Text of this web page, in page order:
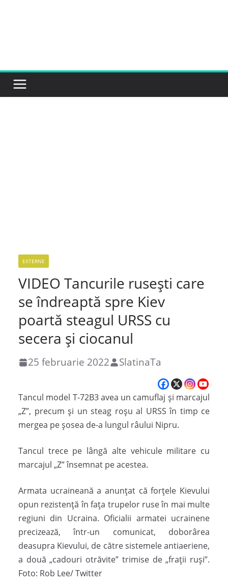
EXTERNE
VIDEO Tancurile rusești care
se îndreaptă spre Kiev
poartă steagul URSS cu
secera și ciocanul
25 februarie 2022 SlatinaTa
Tancul model T-72B3 avea un camuflaj și marcajul
„Z”, precum și un steag roșu al URSS în timp ce
mergea pe șosea de-a lungul râului Nipru.
Tancul trece pe lângă alte vehicule militare cu
marcajul „Z” însemnat pe acestea.
Armata ucraineană a anunţat că forţele Kievului
opun rezistenţă în faţa trupelor ruse în mai multe
regiuni din Ucraina. Oficialii armatei ucrainene
precizează, într-un comunicat, doborârea
deasupra Kievului, de către sistemele antiaeriene,
a două „cadouri otrăvite” trimise de „fraţii ruşi”.
Foto: Rob Lee/ Twitter